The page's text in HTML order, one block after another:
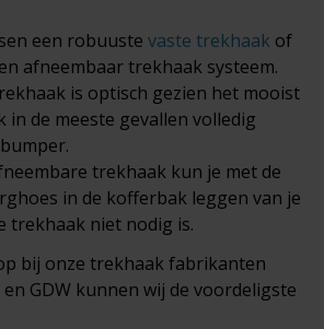
een robuuste vaste trekhaak of
afneembaar trekhaak systeem.
is optisch gezien het mooist
in de meeste gevallen volledig
trekhaak kun je met de
in de kofferbak leggen van je
trekhaak niet nodig is.
bij onze trekhaak fabrikanten
GDW kunnen wij de voordeligste